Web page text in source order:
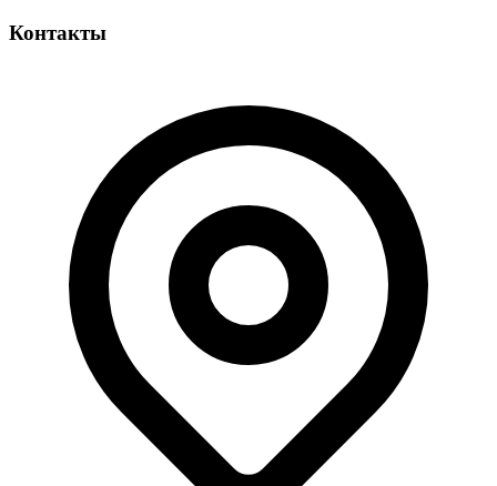
Контакты